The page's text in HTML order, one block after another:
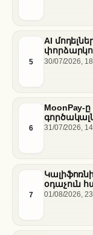
5
AI
վարքագիծ
30/07/2026,
6
MoonPay-
31/07/2026,
7
օդաչուն
01/08/2026,